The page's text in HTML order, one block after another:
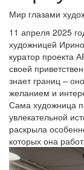
Мир глазами
11 апреля 2025
художницей
куратор проекта
своей
знает границ –
желанием и
Сама художница
увлекательной
раскрыла
которых она